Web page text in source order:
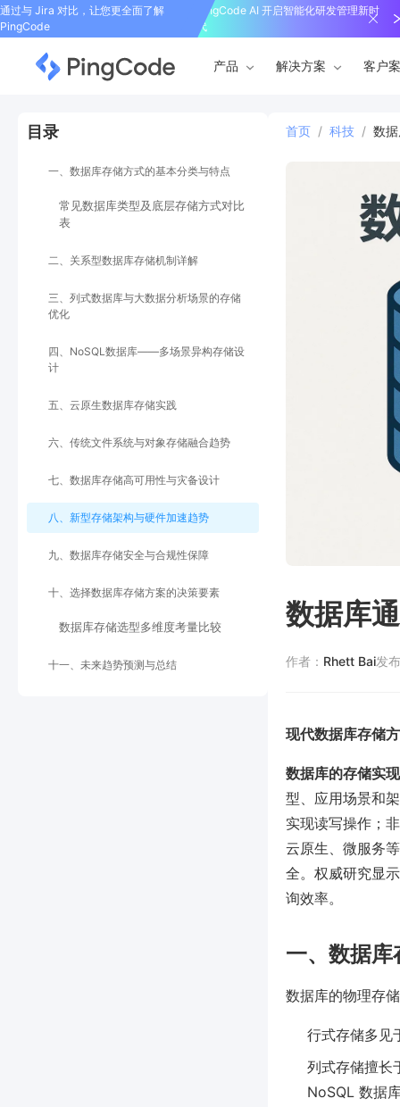
通过与 Jira 对比，让您更全面了解
PingCode
PingCode AI 开启智能化研发管理新时
代
产品 解决方案 客户
目录
一、数据库存储方式的基本分类与特点
常见数据库类型及底层存储方式对比
表
二、关系型数据库存储机制详解
三、列式数据库与大数据分析场景的存储
优化
四、NoSQL数据库——多场景异构存储设
计
五、云原生数据库存储实践
六、传统文件系统与对象存储融合趋势
七、数据库存储高可用性与灾备设计
八、新型存储架构与硬件加速趋势
九、数据库存储安全与合规性保障
十、选择数据库存储方案的决策要素
数据库存储选型多维度考量比较
十一、未来趋势预测与总结
首页 / 科技 / 数
数据库
作者： Rhett Bai发
现代数据库存储
数据库的存储实
型、应用场景和
实现读写操作；
云原生、微服务
全。权威研究显
询效率。
一、数据
数据库的物理存
行式存储多见
列式存储擅长
NoSQL 数据